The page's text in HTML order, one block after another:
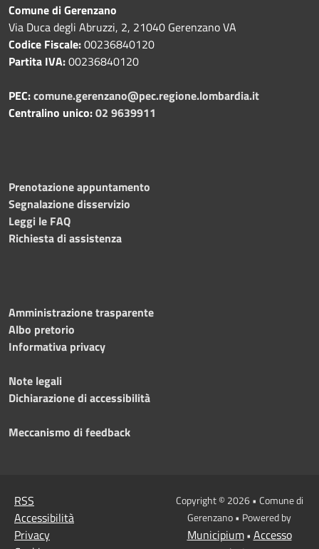
Comune di Gerenzano
Via Duca degli Abruzzi, 2, 21040 Gerenzano VA
Codice Fiscale:00236840120
Partita IVA:00236840120
PEC:comune.gerenzano@pec.regione.lombardia.it
Centralino unico:02 9639911
Prenotazione appuntamento
Segnalazione disservizio
Leggi le FAQ
Richiesta di assistenza
Amministrazione trasparente
Albo pretorio
Informativa privacy
Note legali
Dichiarazione di accessibilità
Meccanismo di feedback
RSS
Accessibilità
Privacy
Copyright © 2026 • Comune di
Gerenzano • Powered by
Municipium• Accesso